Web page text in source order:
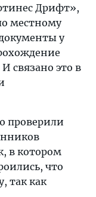
Дрифт»,
местному
у
связано это в
проверили
в котором
что
так как